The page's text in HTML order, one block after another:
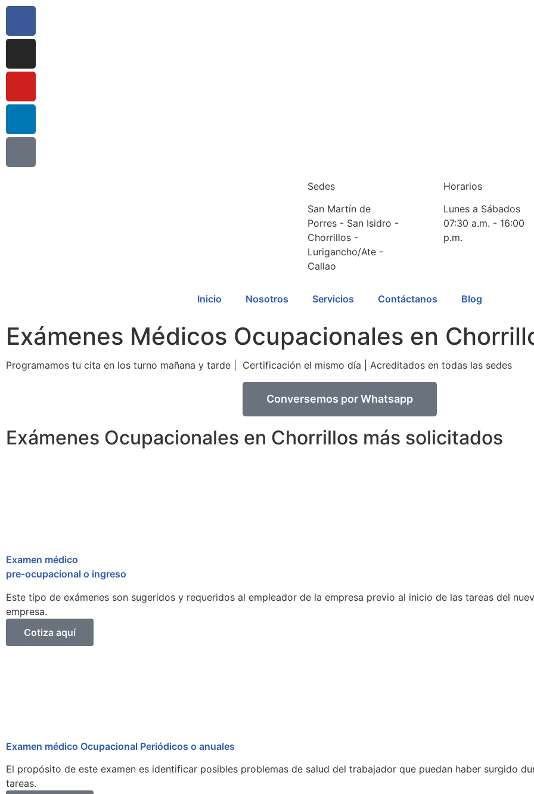
Sedes
San Martín de
Porres - San Isidro -
Chorrillos -
Lurigancho/Ate -
Callao
Horarios
Lunes a Sábados
07:30 a.m. - 16:00
p.m.
Inicio Nosotros Servicios Contáctanos Blog
Exámenes Médicos Ocupacionales en
Programamos tu cita en los turno mañana y tarde | Certificación el mismo día | Acreditados en todas las sedes
Conversemos por Whatsapp
Exámenes Ocupacionales en Chorrillos más solicitados
Examen médico
pre-ocupacional o ingreso
Este tipo de exámenes son sugeridos y requeridos al empleador de la empresa previo al inicio de las tareas del
empresa.
Cotiza aquí
Examen médico Ocupacional Periódicos o anuales
El propósito de este examen es identificar posibles problemas de salud del trabajador que puedan haber surgido
tareas.